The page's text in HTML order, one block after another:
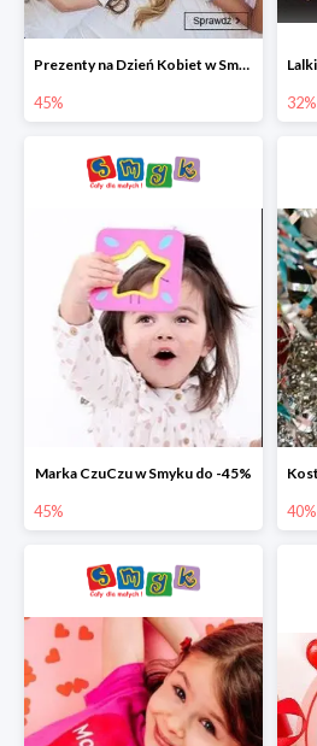
Prezenty na Dzień Kobiet w Smyku do -45%
45% 32%
Marka CzuCzu w Smyku do -45%
45% 40%